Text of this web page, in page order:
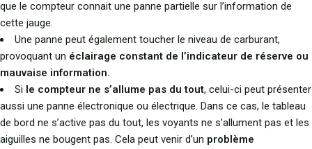
que le compteur connait une panne partielle sur l’information de
cette jauge.
Une panne peut également toucher le niveau de carburant,
provoquant un éclairage constant de l’indicateur de réserve ou
mauvaise information.
Si le compteur ne s’allume pas du tout, celui-ci peut présenter
aussi une panne électronique ou électrique. Dans ce cas, le tableau
de bord ne s’active pas du tout, les voyants ne s’allument pas et les
aiguilles ne bougent pas. Cela peut venir d’un problème